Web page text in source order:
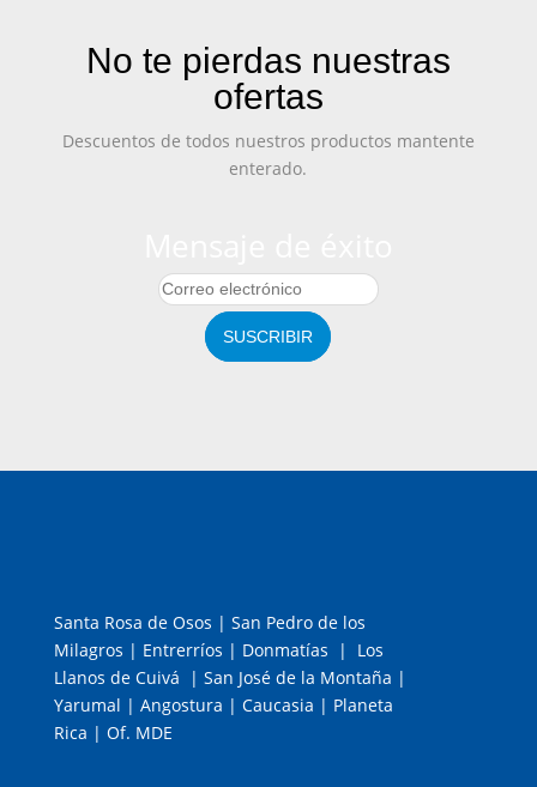
No te pierdas nuestras
ofertas
Descuentos de todos nuestros productos mantente
enterado.
SUSCRIBIR
Santa Rosa de Osos | San Pedro de los
Milagros | Entrerríos | Donmatías | Los
Llanos de Cuivá | San José de la Montaña |
Yarumal | Angostura | Caucasia | Planeta
Rica | Of. MDE